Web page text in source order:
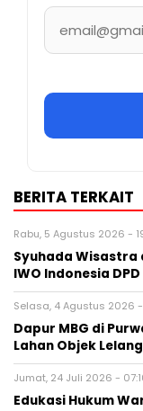
BERITA TERKAIT
Rabu, 5 Agustus 2026 -
Syuhada Wisastra
IWO Indonesia
Selasa, 4 Agustus 2026 -
Dapur MBG di
Lahan Objek Lelang
Jumat, 24 Juli 2026 -
Edukasi Hukum